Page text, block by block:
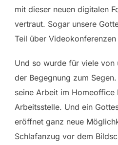
mit dieser neuen digitalen
vertraut. Sogar unsere
Teil über
Und so wurde für viele von
der Begegnung zum
seine Arbeit im Homeoffice
Arbeitsstelle. Und ein
eröffnet ganz neue
Schlafanzug vor dem